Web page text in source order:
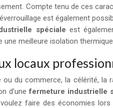
Compte tenu de ces
est également
spéciale est
meilleure isolation
locaux
ou du commerce, la célérité,
d’unefermeture industrielle
faire des économies